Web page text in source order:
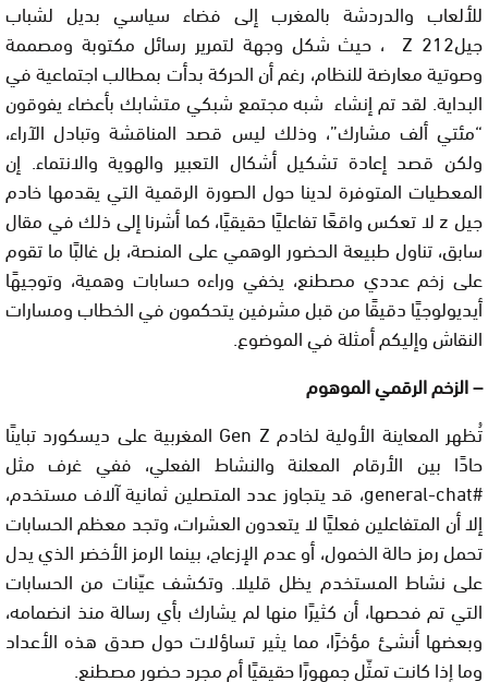
للألعاب والدردشة بالمغرب إلى فضاء سياسي بديل لشباب
جيل212 Z ، حيث شكل وجهة لتمرير رسائل مكتوبة ومصممة
وصوتية معارضة للنظام، رغم أن الحركة بدأت بمطالب اجتماعية في
البداية. لقد تم إنشاء شبه مجتمع شبكي متشابك بأعضاء يفوقون
“مئتي ألف مشارك”، وذلك ليس قصد المناقشة وتبادل الآراء،
ولكن قصد إعادة تشكيل أشكال التعبير والهوية والانتماء. إن
المعطيات المتوفرة لدينا حول الصورة الرقمية التي يقدمها خادم
جيل z لا تعكس واقعًا تفاعليًا حقيقيًا، كما أشرنا إلى ذلك في مقال
سابق، تناول طبيعة الحضور الوهمي على المنصة، بل غالبًا ما تقوم
على زخم عددي مصطنع، يخفي وراءه حسابات وهمية، وتوجيهًا
أيديولوجيًا دقيقًا من قبل مشرفين يتحكمون في الخطاب ومسارات
النقاش وإليكم أمثلة في الموضوع.
– الزخم الرقمي الموهوم
تُظهر المعاينة الأولية لخادم Gen Z المغربية على ديسكورد تباينًا
حادًا بين الأرقام المعلنة والنشاط الفعلي، ففي غرف مثل
#general-chat، قد يتجاوز عدد المتصلين ثمانية آلاف مستخدم،
إلا أن المتفاعلين فعليًا لا يتعدون العشرات، وتجد معظم الحسابات
تحمل رمز حالة الخمول، أو عدم الإزعاج، بينما الرمز الأخضر الذي يدل
على نشاط المستخدم يظل قليلا. وتكشف عيّنات من الحسابات
التي تم فحصها، أن كثيرًا منها لم يشارك بأي رسالة منذ انضمامه،
وبعضها أنشئ مؤخرًا، مما يثير تساؤلات حول صدق هذه الأعداد
وما إذا كانت تمثّل جمهورًا حقيقيًا أم مجرد حضور مصطنع.